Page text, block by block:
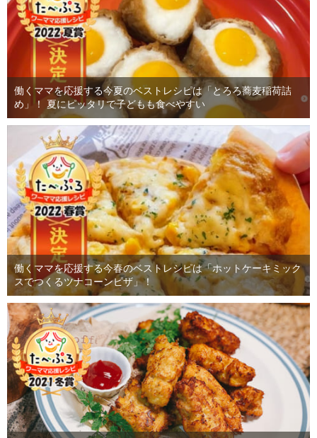
働くママを応援する今夏のベストレシピは「とろろ蕎麦稲荷詰
め」！ 夏にピッタリで子どもも食べやすい
働くママを応援する今春のベストレシピは「ホットケーキミック
スでつくるツナコーンピザ」！